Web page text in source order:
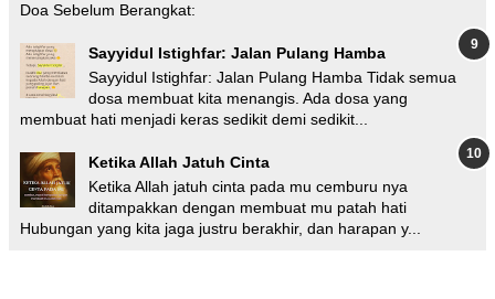
Doa Sebelum Berangkat:
Sayyidul Istighfar: Jalan Pulang Hamba
Sayyidul Istighfar: Jalan Pulang Hamba Tidak semua
dosa membuat kita menangis. Ada dosa yang
membuat hati menjadi keras sedikit demi sedikit...
Ketika Allah Jatuh Cinta
Ketika Allah jatuh cinta pada mu cemburu nya
ditampakkan dengan membuat mu patah hati
Hubungan yang kita jaga justru berakhir, dan harapan y...